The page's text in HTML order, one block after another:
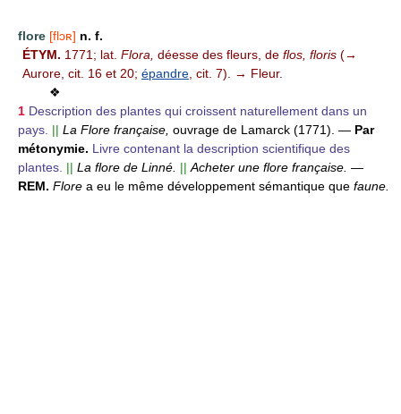
flore [flɔʀ] n. f.
ÉTYM. 1771; lat. Flora, déesse des fleurs, de flos, floris (→
Aurore, cit. 16 et 20; épandre , cit. 7). → Fleur.
❖
1 Description des plantes qui croissent naturellement dans un
pays. || La Flore française, ouvrage de Lamarck (1771). — Par
métonymie. Livre contenant la description scientifique des
plantes. || La flore de Linné. || Acheter une flore française. —
REM. Flore a eu le même développement sémantique que faune.